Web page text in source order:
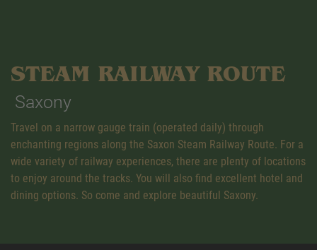
STEAM RAILWAY ROUTE
Saxony
Travel on a narrow gauge train (operated daily) through
enchanting regions along the Saxon Steam Railway Route. For a
wide variety of railway experiences, there are plenty of locations
to enjoy around the tracks. You will also find excellent hotel and
dining options. So come and explore beautiful Saxony.